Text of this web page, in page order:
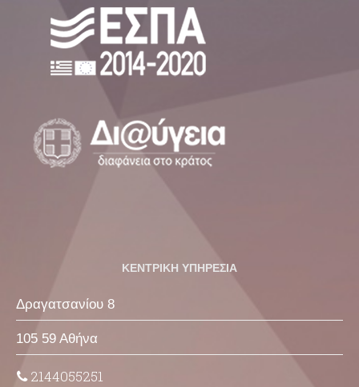
ΚΕΝΤΡΙΚΗ ΥΠΗΡΕΣΙΑ
Δραγατσανίου 8
105 59 Αθήνα
2144055251